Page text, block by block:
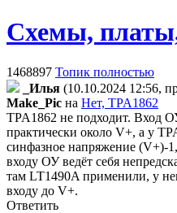
Схемы,
1468897 Топик полностью
_Илья (10.10.2024 12:56,
Make_Pic на Нет, TPA1862
TPA1862 не подходит. Вход
практически около V+, а у
синфазное напряжение (V+)-
входу ОУ ведёт себя
там LT1490A применили, у
входу до V+.
Ответить